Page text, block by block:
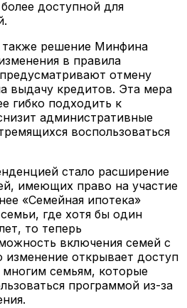
доступной для
решение Минфина
в правила
отмену
выдачу кредитов. Эта мера
гибко подходить к
административные
воспользоваться
стало расширение
имеющих право на участие
«Семейная ипотека»
где хотя бы один
то теперь
включения семей с
изменение открывает доступ
семьям, которые
программой из-за